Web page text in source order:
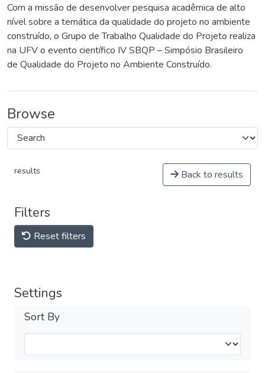
Com a missão de desenvolver pesquisa acadêmica de alto
nível sobre a temática da qualidade do projeto no ambiente
construído, o Grupo de Trabalho Qualidade do Projeto realiza
na UFV o evento científico IV SBQP – Simpósio Brasileiro
de Qualidade do Projeto no Ambiente Construído.
Browse
results Back to results
Filters
Reset filters
Settings
Sort By